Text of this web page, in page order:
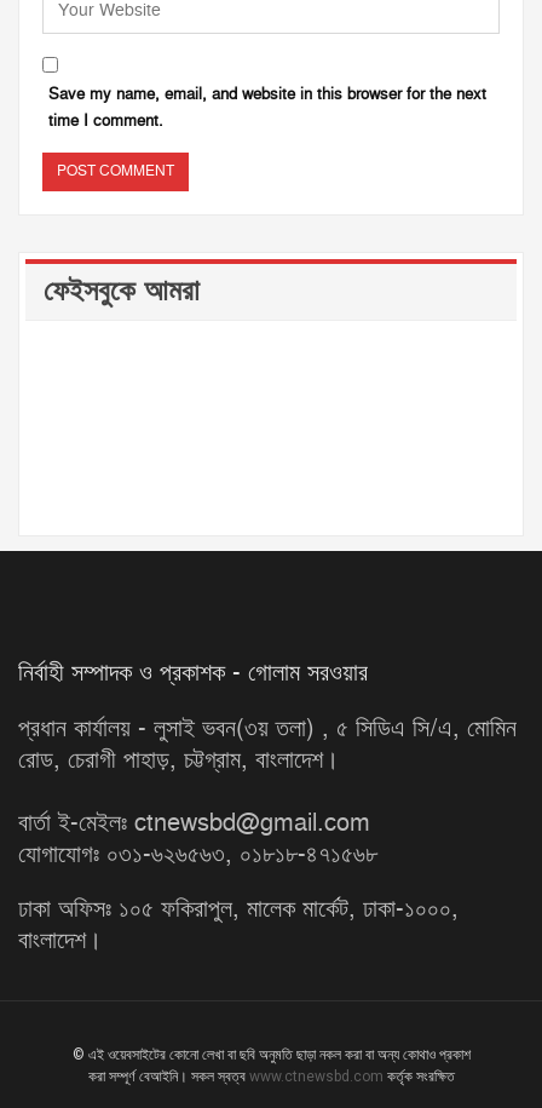
Save my name, email, and website in this browser for the next
time I comment.
ফেইসবুকে আমরা
নির্বাহী সম্পাদক ও প্রকাশক - গোলাম সরওয়ার
প্রধান কার্যালয় - লুসাই ভবন(৩য় তলা) , ৫ সিডিএ সি/এ, মোমিন
রোড, চেরাগী পাহাড়, চট্টগ্রাম, বাংলাদেশ।
বার্তা ই-মেইলঃ ctnewsbd@gmail.com
যোগাযোগঃ ০৩১-৬২৬৫৬৩, ০১৮১৮-৪৭১৫৬৮
ঢাকা অফিসঃ ১০৫ ফকিরাপুল, মালেক মার্কেট, ঢাকা-১০০০,
বাংলাদেশ।
© এই ওয়েবসাইটের কোনো লেখা বা ছবি অনুমতি ছাড়া নকল করা বা অন্য কোথাও প্রকাশ
করা সম্পূর্ণ বেআইনি। সকল স্বত্ব www.ctnewsbd.com কর্তৃক সংরক্ষিত